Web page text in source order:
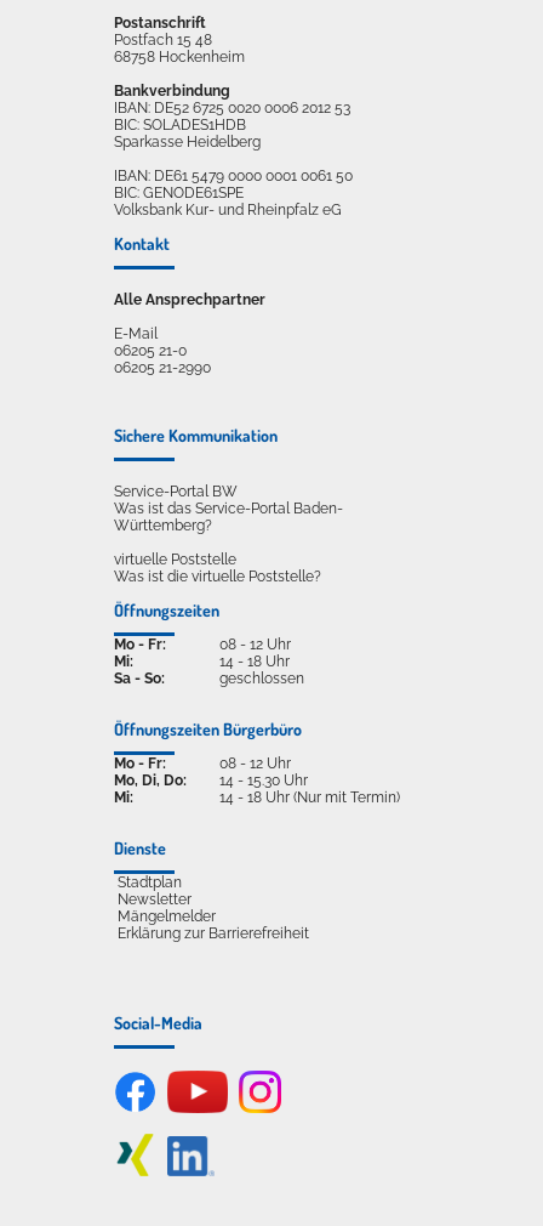
Postanschrift
Postfach 15 48
68758 Hockenheim
Bankverbindung
IBAN: DE52 6725 0020 0006 2012 53
BIC: SOLADES1HDB
Sparkasse Heidelberg
IBAN: DE61 5479 0000 0001 0061 50
BIC: GENODE61SPE
Volksbank Kur- und Rheinpfalz eG
Kontakt
Alle Ansprechpartner
E-Mail
06205 21-0
06205 21-2990
Sichere Kommunikation
Service-Portal BW
Was ist das Service-Portal Baden-
Württemberg?
virtuelle Poststelle
Was ist die virtuelle Poststelle?
Öffnungszeiten
Mo - Fr:
Mi:
Sa - So:
08 - 12 Uhr
14 - 18 Uhr
geschlossen
Öffnungszeiten Bürgerbüro
Mo - Fr:
Mo, Di, Do:
Mi:
08 - 12 Uhr
14 - 15.30 Uhr
14 - 18 Uhr (Nur mit Termin)
Dienste
Stadtplan
Newsletter
Mängelmelder
Erklärung zur Barrierefreiheit
Social-Media